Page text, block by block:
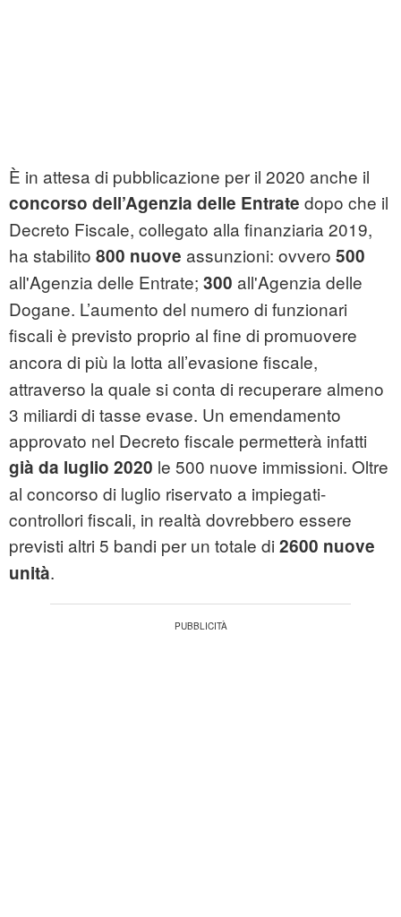
È in attesa di pubblicazione per il 2020 anche il
concorso dell’Agenzia delle Entrate dopo che il
Decreto Fiscale, collegato alla finanziaria 2019,
ha stabilito 800 nuove assunzioni: ovvero 500
all'Agenzia delle Entrate; 300 all'Agenzia delle
Dogane. L’aumento del numero di funzionari
fiscali è previsto proprio al fine di promuovere
ancora di più la lotta all’evasione fiscale,
attraverso la quale si conta di recuperare almeno
3 miliardi di tasse evase. Un emendamento
approvato nel Decreto fiscale permetterà infatti
già da luglio 2020 le 500 nuove immissioni. Oltre
al concorso di luglio riservato a impiegati-
controllori fiscali, in realtà dovrebbero essere
previsti altri 5 bandi per un totale di 2600 nuove
unità.